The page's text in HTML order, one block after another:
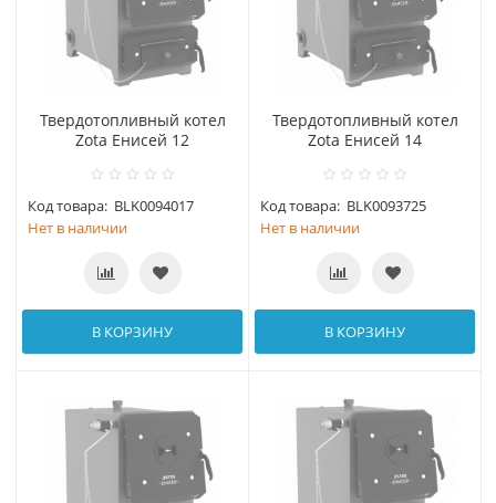
Твердотопливный котел
Zota Енисей 12
Код товара: BLK0094017
Нет в наличии
В КОРЗИНУ
Твердотопливный котел
Zota Енисей 14
Код товара: BLK0093725
Нет в наличии
В КОРЗИНУ